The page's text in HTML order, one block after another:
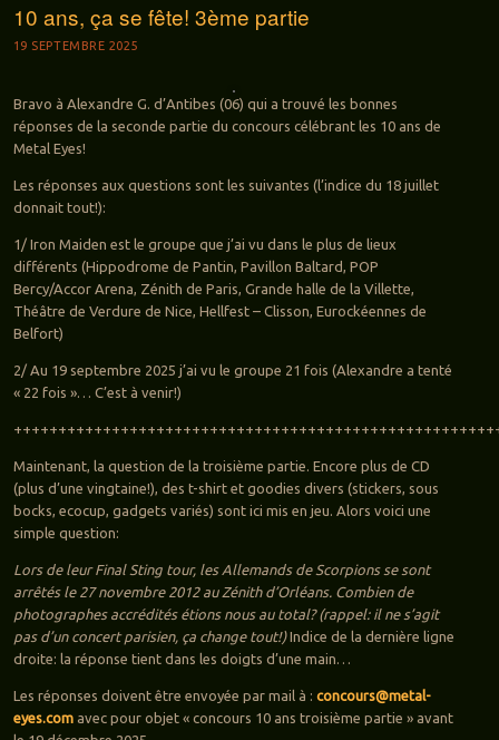
10 ans, ça se fête! 3ème partie
19 SEPTEMBRE 2025
Bravo à Alexandre G. d’Antibes (06) qui a trouvé les bonnes
réponses de la seconde partie du concours célébrant les 10 ans de
Metal Eyes!
Les réponses aux questions sont les suivantes (l’indice du 18 juillet
donnait tout!):
1/ Iron Maiden est le groupe que j’ai vu dans le plus de lieux
différents (Hippodrome de Pantin, Pavillon Baltard, POP
Bercy/Accor Arena, Zénith de Paris, Grande halle de la Villette,
Théâtre de Verdure de Nice, Hellfest – Clisson, Eurockéennes de
Belfort)
2/ Au 19 septembre 2025 j’ai vu le groupe 21 fois (Alexandre a tenté
« 22 fois »… C’est à venir!)
Maintenant, la question de la troisième partie. Encore plus de CD
(plus d’une vingtaine!), des t-shirt et goodies divers (stickers, sous
bocks, ecocup, gadgets variés) sont ici mis en jeu. Alors voici une
simple question:
Lors de leur Final Sting tour, les Allemands de Scorpions se sont
arrêtés le 27 novembre 2012 au Zénith d’Orléans. Combien de
photographes accrédités étions nous au total? (rappel: il ne s’agit
pas d’un concert parisien, ça change tout!)Indice de la dernière ligne
droite: la réponse tient dans les doigts d’une main…
Les réponses doivent être envoyée par mail à : concours@metal-
eyes.comavec pour objet « concours 10 ans troisième partie » avant